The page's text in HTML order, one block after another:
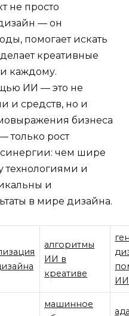
не просто
— он
помогает искать
креативные
каждому.
ИИ — это не
и средств, но и
бизнеса
только рост
чем шире
технологиями и
и
в мире дизайна.
алгоритмы
ИИ в
креативе
ИИ
машинное